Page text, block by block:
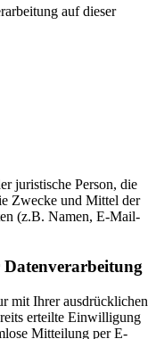
auf dieser
juristische Person, die
Zwecke und Mittel der
(z.B. Namen, E-Mail-
mit Ihrer ausdrücklichen
erteilte Einwilligung
Mitteilung per E-